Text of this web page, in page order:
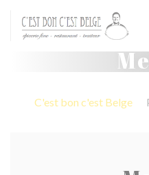
Painel de Gerenciamento de
C'est bon c'est Belge